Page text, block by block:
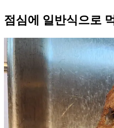
점심에 일반식으로